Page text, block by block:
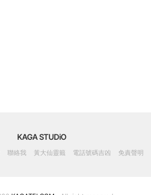
KAGA STUDiO
聯絡我 黃大仙靈籤 電話號碼吉凶 免責聲明